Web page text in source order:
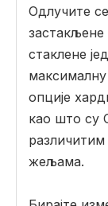
Одлучите
стаклене
опције
као што су
различитим
жељама.